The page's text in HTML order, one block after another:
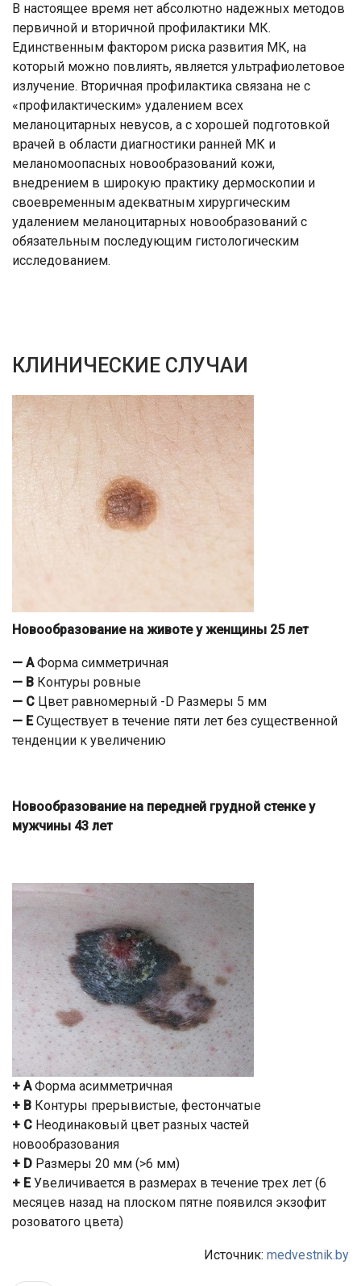
В настоящее время нет абсолютно надежных методов
первичной и вторичной профилактики МК.
Единственным фактором риска развития МК, на
который можно повлиять, является ультрафиолетовое
излучение. Вторичная профилактика связана не с
«профилактическим» удалением всех
меланоцитарных невусов, а с хорошей подготовкой
врачей в области диагностики ранней МК и
меланомоопасных новообразований кожи,
внедрением в широкую практику дермоскопии и
своевременным адекватным хирургическим
удалением меланоцитарных новообразований с
обязательным последующим гистологическим
исследованием.
КЛИНИЧЕСКИЕ СЛУЧАИ
Новообразование на животе у женщины 25 лет
— АФорма симметричная
— B Контуры ровные
— C Цвет равномерный -D Размеры 5 мм
— ЕСуществует в течение пяти лет без существенной
тенденции к увеличению
Новообразование на передней грудной стенке у
мужчины 43 лет
+ АФорма асимметричная
+ B Контуры прерывистые, фестончатые
+ C Неодинаковый цвет разных частей
новообразования
+ D Размеры 20 мм (>6 мм)
+ ЕУвеличивается в размерах в течение трех лет (6
месяцев назад на плоском пятне появился экзофит
розоватого цвета)
Источник: medvestnik.by